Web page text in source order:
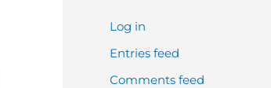
Log in
Entries feed
Comments feed